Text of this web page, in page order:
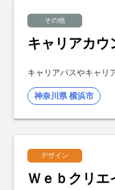
その他
キャリアカウ
キャリアパスやキャリ
神奈川県 横浜市
デザイン
Ｗｅｂクリエ